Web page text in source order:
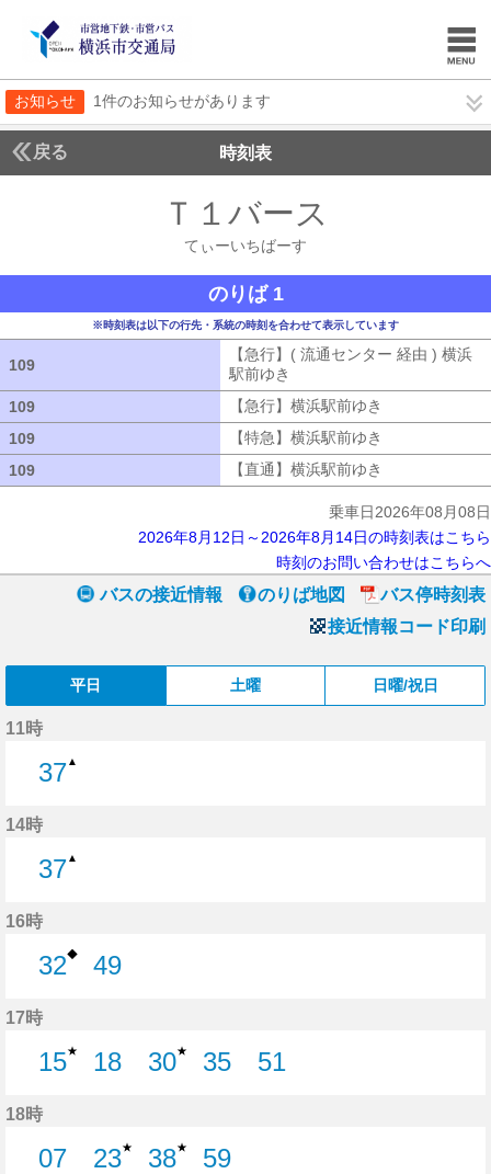
お知らせ 1件のお知らせがあります
戻る 時刻表
Ｔ１バース
てぃーいちばーす
のりば 1
※時刻表は以下の行先・系統の時刻を合わせて表示しています
109
【急行】( 流通センター 経由 ) 横浜
駅前ゆき
109
【急行】横浜駅前ゆき
109
【特急】横浜駅前ゆき
109
【直通】横浜駅前ゆき
乗車日2026年08月08日
2026年8月12日～2026年8月14日の時刻表はこちら
時刻のお問い合わせはこちらへ
バスの接近情報 のりば地図
バス停時刻表
接近情報コード印刷
平日 土曜 日曜/祝日
11時
37▲
14時
37▲
16時
32◆
49
17時
15★
18
30★
35
51
18時
07
23★
38★
59